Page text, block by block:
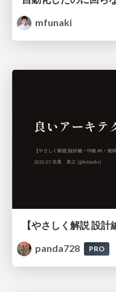
mfunaki
panda728
PRO